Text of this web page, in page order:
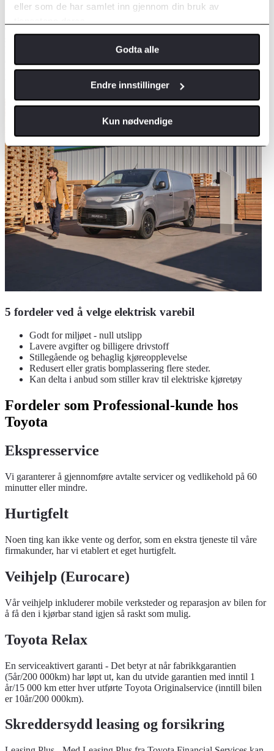
eller som de har samlet inn gjennom din bruk av
Godta alle
Endre innstillinger
Kun nødvendige
elektrisitet. Motoren går stille og raffinert, men gir deg også
sømløs,øyeblikkelig akselerasjon. Med strøm som drivstoff blir
kjøreturen mer økonomisk og miljøet blir ivaretatt, men du vil også
oppleve en helt ny kjøreglede. De helektriske varebilene fra Toyota
har både god rekkevidde og kapasitet som kan dekke de fleste
5 fordeler ved å velge elektrisk varebil
Godt for miljøet - null utslipp
Lavere avgifter og billigere drivstoff
Stillegående og behaglig kjøreopplevelse
Redusert eller gratis bomplassering flere steder.
Kan delta i anbud som stiller krav til elektriske kjøretøy
Fordeler som Professional-kunde hos
Toyota
Ekspresservice
Vi garanterer å gjennomføre avtalte servicer og vedlikehold på 60
minutter eller mindre.
Hurtigfelt
Noen ting kan ikke vente og derfor, som en ekstra tjeneste til våre
firmakunder, har vi etablert et eget hurtigfelt.
Veihjelp (Eurocare)
Vår veihjelp inkluderer mobile verksteder og reparasjon av bilen for
å få den i kjørbar stand igjen så raskt som mulig.
Toyota Relax
En serviceaktivert garanti - Det betyr at når fabrikkgarantien
(5år/200 000km) har løpt ut, kan du utvide garantien med inntil 1
år/15 000 km etter hver utførte Toyota Originalservice (inntill bilen
er 10år/200 000km).
Skreddersydd leasing og forsikring